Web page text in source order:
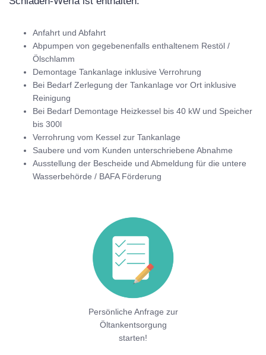
Anfahrt und Abfahrt
Abpumpen von gegebenenfalls enthaltenem Restöl /
Ölschlamm
Demontage Tankanlage inklusive Verrohrung
Bei Bedarf Zerlegung der Tankanlage vor Ort inklusive
Reinigung
Bei Bedarf Demontage Heizkessel bis 40 kW und Speicher
bis 300l
Verrohrung vom Kessel zur Tankanlage
Saubere und vom Kunden unterschriebene Abnahme
Ausstellung der Bescheide und Abmeldung für die untere
Wasserbehörde / BAFA Förderung
Persönliche Anfrage zur
Öltankentsorgung
starten!